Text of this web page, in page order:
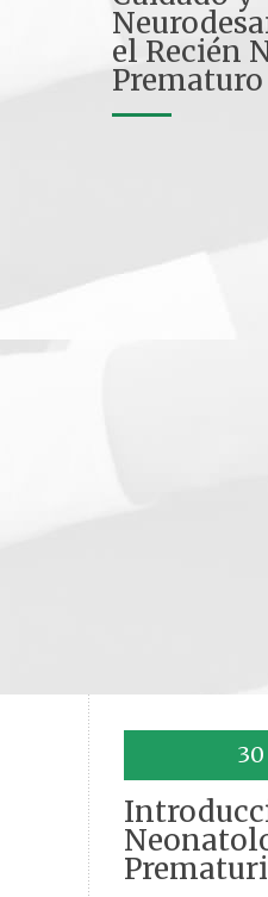
el Recién
Prematuro
30